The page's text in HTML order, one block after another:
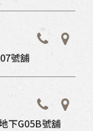
號舖
下G05B號舖